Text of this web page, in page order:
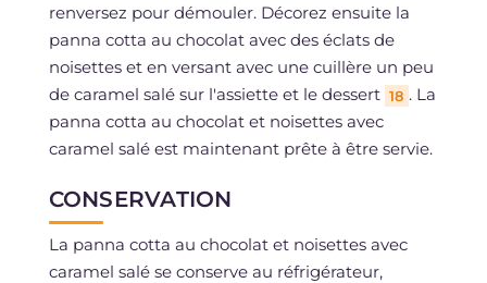
renversez pour démouler. Décorez ensuite la
panna cotta au chocolat avec des éclats de
noisettes et en versant avec une cuillère un peu
de caramel salé sur l'assiette et le dessert 18 . La
panna cotta au chocolat et noisettes avec
caramel salé est maintenant prête à être servie.
CONSERVATION
La panna cotta au chocolat et noisettes avec
caramel salé se conserve au réfrigérateur,